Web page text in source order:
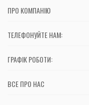
ПРО КОМПАНІЮ
ТЕЛЕФОНУЙТЕ НАМ:
ГРАФІК РОБОТИ:
ВСЕ ПРО НАС